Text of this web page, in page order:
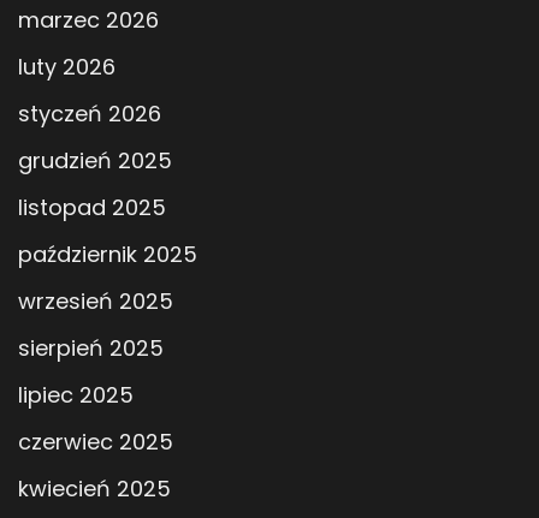
marzec 2026
luty 2026
styczeń 2026
grudzień 2025
listopad 2025
październik 2025
wrzesień 2025
sierpień 2025
lipiec 2025
czerwiec 2025
kwiecień 2025